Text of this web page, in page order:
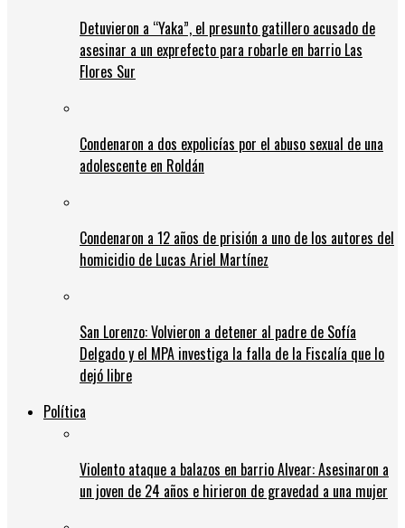
Detuvieron a “Yaka”, el presunto gatillero acusado de
asesinar a un exprefecto para robarle en barrio Las
Flores Sur
Condenaron a dos expolicías por el abuso sexual de una
adolescente en Roldán
Condenaron a 12 años de prisión a uno de los autores del
homicidio de Lucas Ariel Martínez
San Lorenzo: Volvieron a detener al padre de Sofía
Delgado y el MPA investiga la falla de la Fiscalía que lo
dejó libre
Política
Violento ataque a balazos en barrio Alvear: Asesinaron a
un joven de 24 años e hirieron de gravedad a una mujer